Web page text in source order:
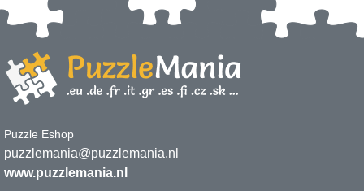
Puzzle Eshop
puzzlemania@puzzlemania.nl
www.puzzlemania.nl